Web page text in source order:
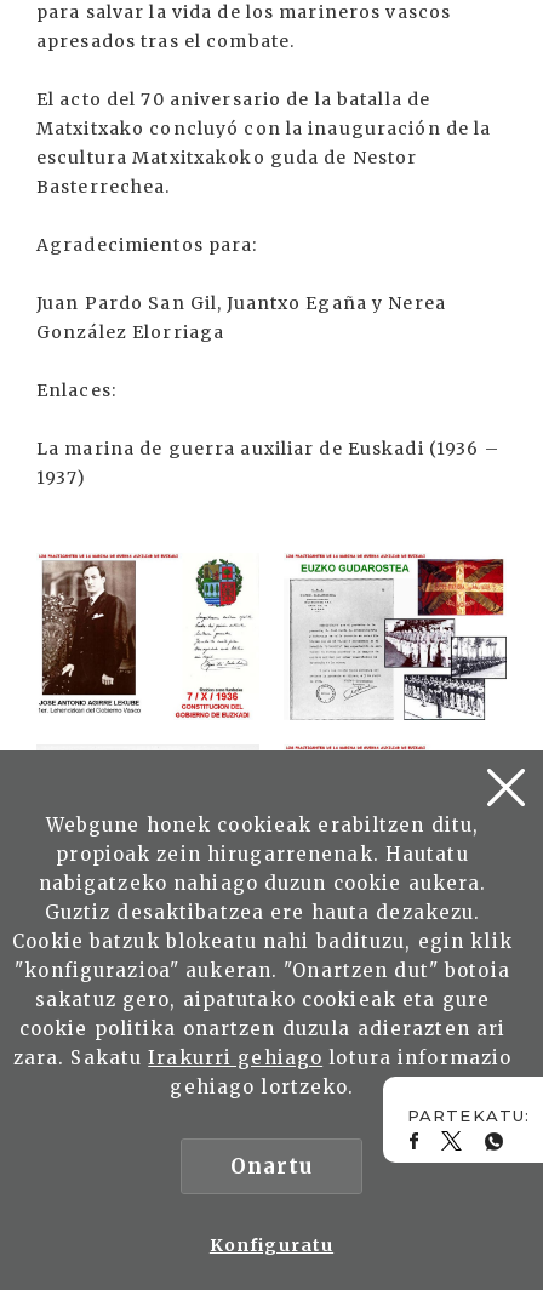
para salvar la vida de los marineros vascos
apresados tras el combate.
El acto del 70 aniversario de la batalla de
Matxitxako concluyó con la inauguración de la
escultura Matxitxakoko guda de Nestor
Basterrechea.
Agradecimientos para:
Juan Pardo San Gil, Juantxo Egaña y Nerea
González Elorriaga
Enlaces:
La marina de guerra auxiliar de Euskadi (1936 –
1937)
Webgune honek cookieak erabiltzen ditu,
propioak zein hirugarrenenak. Hautatu
nabigatzeko nahiago duzun cookie aukera.
Guztiz desaktibatzea ere hauta dezakezu.
Cookie batzuk blokeatu nahi badituzu, egin klik
"konfigurazioa" aukeran. "Onartzen dut" botoia
sakatuz gero, aipatutako cookieak eta gure
cookie politika onartzen duzula adierazten ari
zara. SakatuIrakurri gehiago lotura informazio
gehiago lortzeko.
Onartu
Konfiguratu